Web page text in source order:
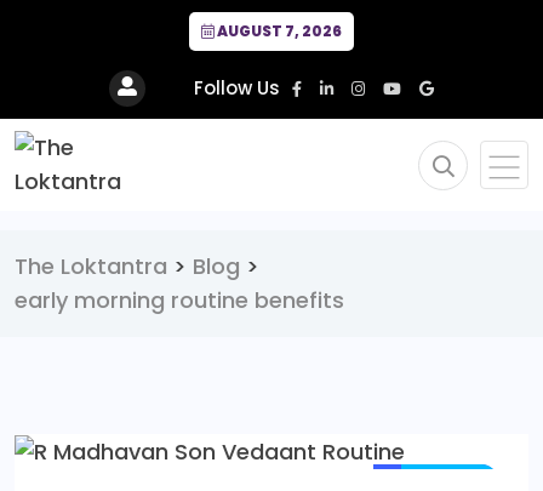
AUGUST 7, 2026
Follow Us
The Loktantra > Blog >
early morning routine benefits